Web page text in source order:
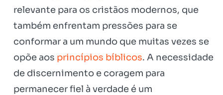
relevante para os cristãos modernos, que
também enfrentam pressões para se
conformar a um mundo que muitas vezes se
opõe aos princípios bíblicos. A necessidade
de discernimento e coragem para
permanecer fiel à verdade é um